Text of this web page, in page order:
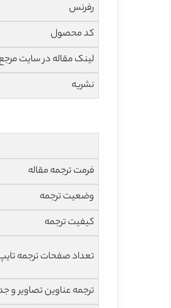
رفرنس
کد محصول
لینک مقاله در سایت مرجع
نشریه
فرمت ترجمه مقاله
وضعیت ترجمه
کیفیت ترجمه
تعداد صفحات ترجمه
ترجمه عناوین تصاویر و